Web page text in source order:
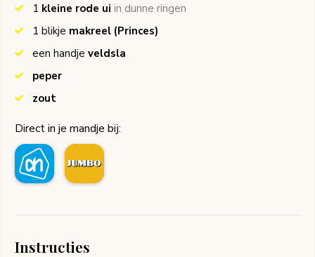
1 kleine rode ui in dunne ringen
1 blikje makreel (Princes)
een handje veldsla
peper
zout
Direct in je mandje bij:
Instructies